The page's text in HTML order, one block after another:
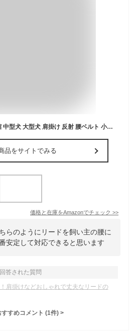
両手がフリー 犬 リード 伸縮 中型犬 大型犬 肩掛け 反射 腰ベルト 小型犬 犬リード 犬用リード 散歩 伸びる ショルダー 光る (オレンジ)
品をサイトでみる
価格と在庫をAmazonでチェック >>
らのようにリードを飼い主の腰に
安定して対応できると思います
回答された質問
肩掛けなどおしゃれで丈夫なリードの
すめコメント (1件) >